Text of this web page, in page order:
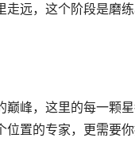
远，这个阶段是磨
峰，这里的每一颗
置的专家，更需要